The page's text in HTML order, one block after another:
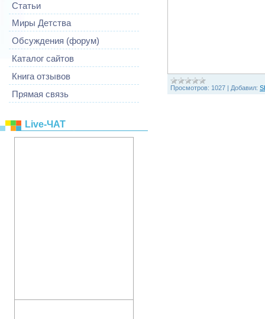
Статьи
Миры Детства
Обсуждения (форум)
Каталог сайтов
Книга отзывов
Прямая связь
Live-ЧАТ
Просмотров: 1027 Добавил: